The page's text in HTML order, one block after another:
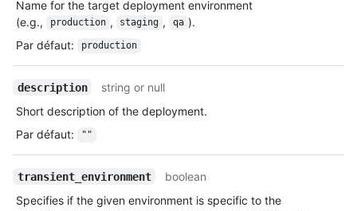
Name for the target deployment environment
(e.g.,
production , staging , qa ).
Par défaut: production
description
string or null
Short description of the deployment.
Par défaut: ""
transient_environment
boolean
Specifies if the given environment is specific to the